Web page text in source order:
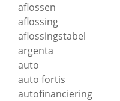
aflossen
aflossing
aflossingstabel
argenta
auto
auto fortis
autofinanciering